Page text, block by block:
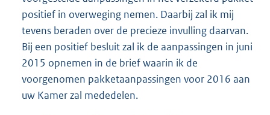
positief in overweging nemen. Daarbij zal ik mij
tevens beraden over de precieze invulling daarvan.
Bij een positief besluit zal ik de aanpassingen in juni
2015 opnemen in de brief waarin ik de
voorgenomen pakketaanpassingen voor 2016 aan
uw Kamer zal mededelen.